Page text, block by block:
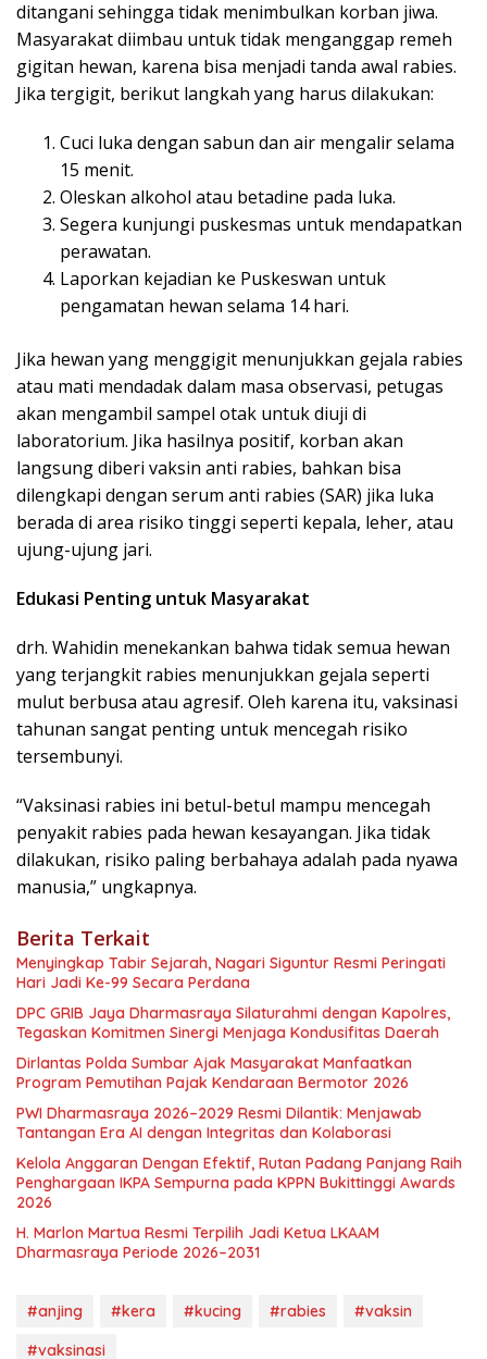
ditangani sehingga tidak menimbulkan korban jiwa.
Masyarakat diimbau untuk tidak menganggap remeh
gigitan hewan, karena bisa menjadi tanda awal rabies.
Jika tergigit, berikut langkah yang harus dilakukan:
Cuci luka dengan sabun dan air mengalir selama
15 menit.
Oleskan alkohol atau betadine pada luka.
Segera kunjungi puskesmas untuk mendapatkan
perawatan.
Laporkan kejadian ke Puskeswan untuk
pengamatan hewan selama 14 hari.
Jika hewan yang menggigit menunjukkan gejala rabies
atau mati mendadak dalam masa observasi, petugas
akan mengambil sampel otak untuk diuji di
laboratorium. Jika hasilnya positif, korban akan
langsung diberi vaksin anti rabies, bahkan bisa
dilengkapi dengan serum anti rabies (SAR) jika luka
berada di area risiko tinggi seperti kepala, leher, atau
ujung-ujung jari.
Edukasi Penting untuk Masyarakat
drh. Wahidin menekankan bahwa tidak semua hewan
yang terjangkit rabies menunjukkan gejala seperti
mulut berbusa atau agresif. Oleh karena itu, vaksinasi
tahunan sangat penting untuk mencegah risiko
tersembunyi.
“Vaksinasi rabies ini betul-betul mampu mencegah
penyakit rabies pada hewan kesayangan. Jika tidak
dilakukan, risiko paling berbahaya adalah pada nyawa
manusia,” ungkapnya.
Berita Terkait
Menyingkap Tabir Sejarah, Nagari Siguntur Resmi Peringati
Hari Jadi Ke-99 Secara Perdana
DPC GRIB Jaya Dharmasraya Silaturahmi dengan Kapolres,
Tegaskan Komitmen Sinergi Menjaga Kondusifitas Daerah
Dirlantas Polda Sumbar Ajak Masyarakat Manfaatkan
Program Pemutihan Pajak Kendaraan Bermotor 2026
PWI Dharmasraya 2026–2029 Resmi Dilantik: Menjawab
Tantangan Era AI dengan Integritas dan Kolaborasi
Kelola Anggaran Dengan Efektif, Rutan Padang Panjang Raih
Penghargaan IKPA Sempurna pada KPPN Bukittinggi Awards
2026
H. Marlon Martua Resmi Terpilih Jadi Ketua LKAAM
Dharmasraya Periode 2026–2031
#anjing #kera #kucing #rabies
#vaksin
#vaksinasi